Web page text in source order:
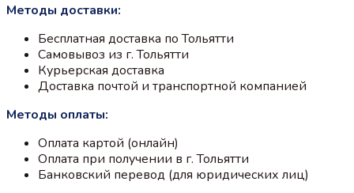
Методы доставки:
Бесплатная доставка по Тольятти
Самовывоз из г. Тольятти
Курьерская доставка
Доставка почтой и транспортной компанией
Методы оплаты:
Оплата картой (онлайн)
Оплата при получении в г. Тольятти
Банковский перевод (для юридических лиц)